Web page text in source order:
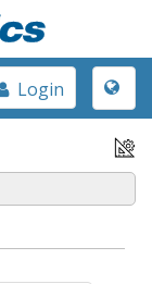
Toggle
Login